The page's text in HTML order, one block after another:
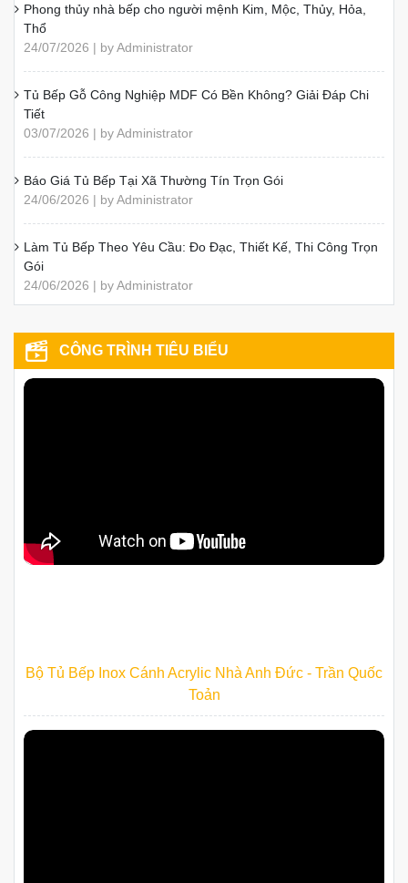
Phong thủy nhà bếp cho người mệnh Kim, Mộc, Thủy, Hỏa,
Thổ
24/07/2026 | by Administrator
Tủ Bếp Gỗ Công Nghiệp MDF Có Bền Không? Giải Đáp Chi
Tiết
03/07/2026 | by Administrator
Báo Giá Tủ Bếp Tại Xã Thường Tín Trọn Gói
24/06/2026 | by Administrator
Làm Tủ Bếp Theo Yêu Cầu: Đo Đạc, Thiết Kế, Thi Công Trọn
Gói
24/06/2026 | by Administrator
CÔNG TRÌNH TIÊU BIỂU
Bộ Tủ Bếp Inox Cánh Acrylic Nhà Anh Đức - Trần Quốc
Toản